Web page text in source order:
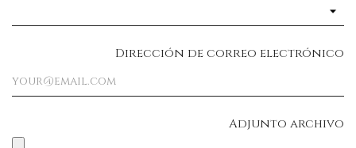
Dirección de correo electrónico
Adjunto archivo